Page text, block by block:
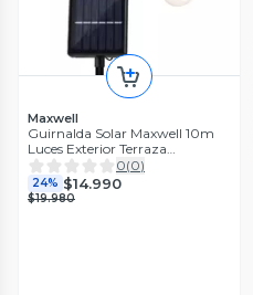
Maxwell
Guirnalda Solar Maxwell 10m
Luces Exterior Terraza
Impermeable 0(0)
24% $14.990
$19.980